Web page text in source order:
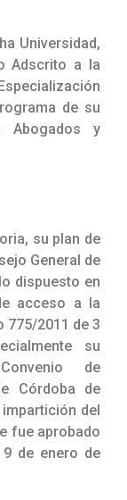
Universidad,
Adscrito a la
de su
Abogados y
su plan de
General de
dispuesto en
acceso a la
775/2011 de 3
su
de
Córdoba de
del
fue aprobado
de enero de